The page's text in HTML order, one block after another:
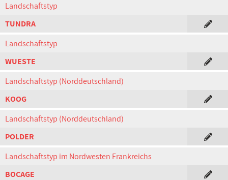
Landschaftstyp
TUNDRA
Landschaftstyp
WUESTE
Landschaftstyp (Norddeutschland)
KOOG
Landschaftstyp (Norddeutschland)
POLDER
Landschaftstyp im Nordwesten Frankreichs
BOCAGE